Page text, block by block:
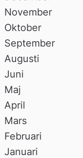
November
Oktober
September
Augusti
Juni
Maj
April
Mars
Februari
Januari